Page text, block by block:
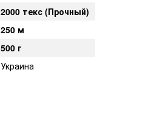
2000 текс (Прочный)
250 м
500 г
Украина